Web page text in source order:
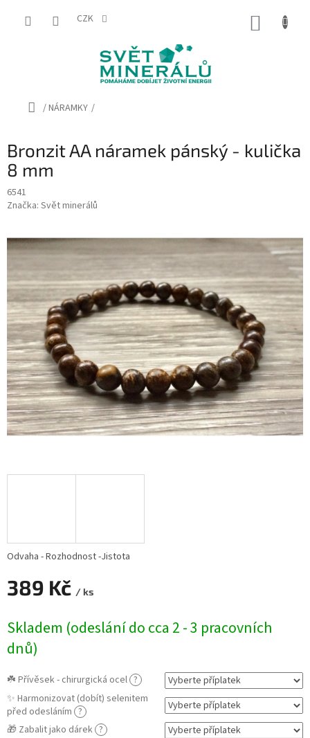
CZK
Domů
/NÁRAMKY /
Bronzit AA náramek pánský - kulička
8 mm
6541
Značka: Svět minerálů
389 Kč / ks
cena:
Skladem (odeslání do cca 2 - 3 pracovních
dnů)
☘️ Přívěsek - chirurgická ocel ?
✨ Harmonizovat (dobít) selenitem
před odesláním ?
🎁 Zabalit jako dárek ?
Odvaha - Rozhodnost -Jistota